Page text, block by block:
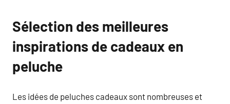
Sélection des meilleures
inspirations de cadeaux en
peluche
Les idées de peluches cadeaux sont nombreuses et